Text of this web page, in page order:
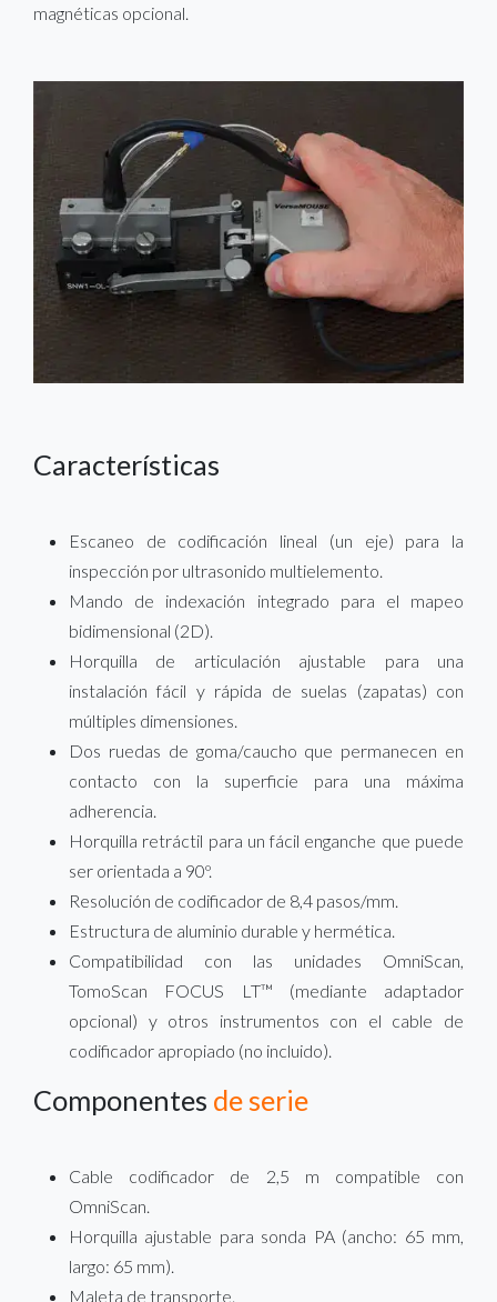
magnéticas opcional.
Características
Escaneo de codificación lineal (un eje) para la
inspección por ultrasonido multielemento.
Mando de indexación integrado para el mapeo
bidimensional (2D).
Horquilla de articulación ajustable para una
instalación fácil y rápida de suelas (zapatas) con
múltiples dimensiones.
Dos ruedas de goma/caucho que permanecen en
contacto con la superficie para una máxima
adherencia.
Horquilla retráctil para un fácil enganche que puede
ser orientada a 90º.
Resolución de codificador de 8,4 pasos/mm.
Estructura de aluminio durable y hermética.
Compatibilidad con las unidades OmniScan,
TomoScan FOCUS LT™ (mediante adaptador
opcional) y otros instrumentos con el cable de
codificador apropiado (no incluido).
Componentes de serie
Cable codificador de 2,5 m compatible con
OmniScan.
Horquilla ajustable para sonda PA (ancho: 65 mm,
largo: 65 mm).
Maleta de transporte.